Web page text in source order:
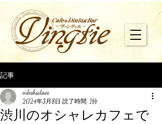
記事
渋川のオシャレカフェで
rideshadows
2024年3月8日 読了時間: 1分